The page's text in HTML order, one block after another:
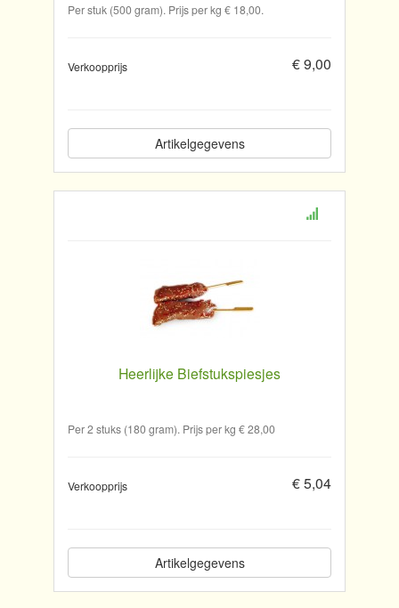
Per stuk (500 gram). Prijs per kg € 18,00.
Verkoopprijs € 9,00
Artikelgegevens
Heerlijke Biefstukspiesjes
Per 2 stuks (180 gram). Prijs per kg € 28,00
Verkoopprijs € 5,04
Artikelgegevens